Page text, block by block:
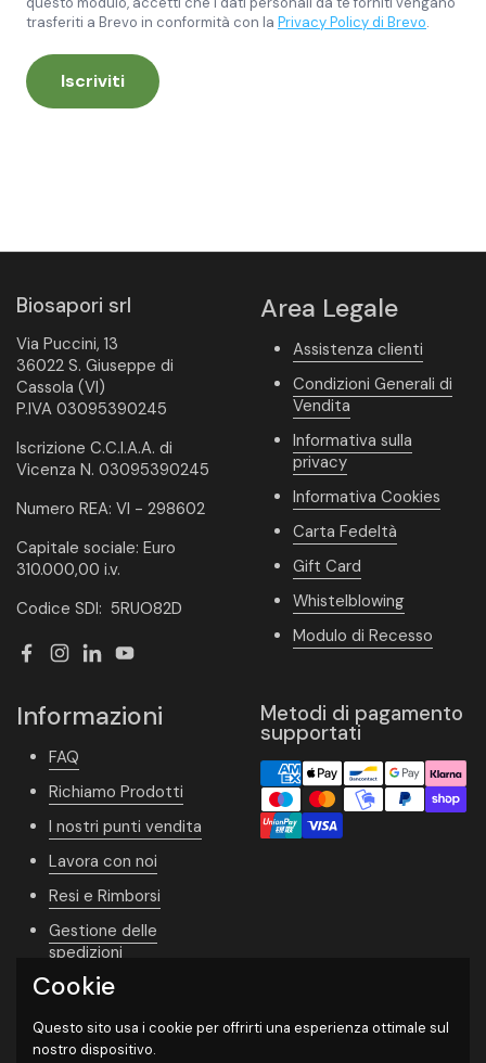
trasferiti a Brevo in conformità con la Privacy Policy di Brevo.
Iscriviti
Biosapori srl
Via Puccini, 13
36022 S. Giuseppe di
Cassola (VI)
P.IVA 03095390245
Iscrizione C.C.I.A.A. di
Vicenza N. 03095390245
Numero REA: VI - 298602
Capitale sociale: Euro
310.000,00 i.v.
Codice SDI: 5RUO82D
Facebook
Instagram
LinkedInYouTube
Area Legale
Assistenza clienti
Condizioni Generali di
Vendita
Informativa sulla
privacy
Informativa Cookies
Carta Fedeltà
Gift Card
Whistelblowing
Modulo di Recesso
Informazioni
FAQ
Richiamo Prodotti
I nostri punti vendita
Lavora con noi
Resi e Rimborsi
Gestione delle
spedizioni
Vivere Naturale
Whishlist
Newsletter
Metodi di pagamento
supportati
Cookie
Questo sito usa i cookie per offrirti una esperienza ottimale sul
nostro dispositivo.